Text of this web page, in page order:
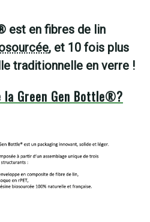
est en fibres de lin
, et 10 fois plus
traditionnelle en verre !
la Green Gen Bottle®?